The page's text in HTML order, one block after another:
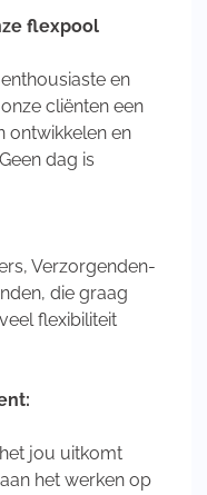
flexpool
en
cliënten een
ontwikkelen en
dag is
Verzorgenden-
die graag
flexibiliteit
jou uitkomt
het werken op